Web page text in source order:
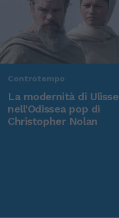
Controtempo
La modernità di Ulisse
nell'Odissea pop di
Christopher Nolan